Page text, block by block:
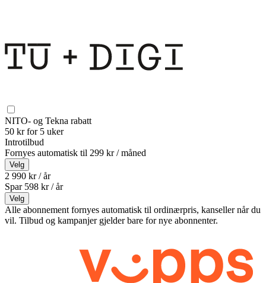
NITO- og Tekna rabatt
50 kr for 5 uker
Introtilbud
Fornyes automatisk til 299 kr / måned
Velg
2 990 kr / år
Spar 598 kr /år
Velg
Alle abonnement fornyes automatisk til ordinærpris, kanseller når du
vil. Tilbud og kampanjer gjelder bare for nye abonnenter.